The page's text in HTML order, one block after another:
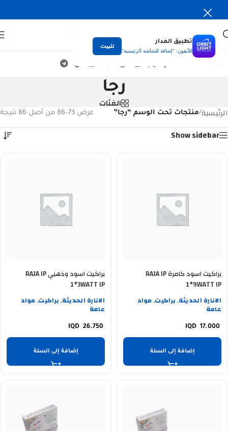
تطبيق المدار
للآيفون: "إضافة للشاشة الرئيسية"
تثبيت
رجا
الفئات
الرئيسية/منتجات تحت الوسم “رجا” عرض 73–86 من أصل 86 نتيجة
Show sidebar
براكيت اسود كامرة RAJA IP
1*9WATT IP
الانارة الحديثة, براكيت, مواد
عامة
17.000
إضافة إلى السلة
براكيت اسود وذهبي RAJA IP
1*3WATT IP
الانارة الحديثة, براكيت, مواد
عامة
26.750
إضافة إلى السلة